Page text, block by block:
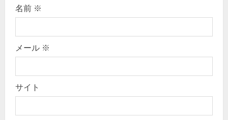
名前 ※
メール ※
サイト